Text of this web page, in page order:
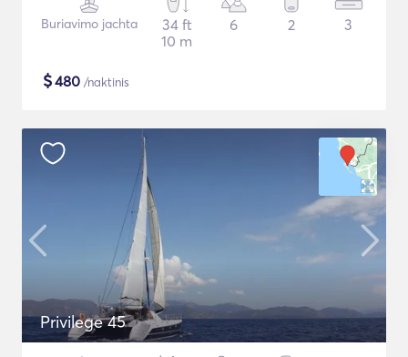
Buriavimo jachta
34 ft
10 m
6 2 3
$480 /naktinis
Privilege 45